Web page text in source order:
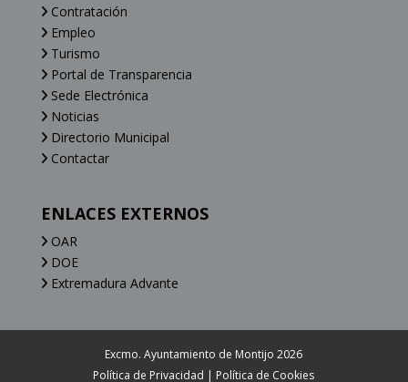
Contratación
Empleo
Turismo
Portal de Transparencia
Sede Electrónica
Noticias
Directorio Municipal
Contactar
ENLACES EXTERNOS
OAR
DOE
Extremadura Advante
Excmo. Ayuntamiento de Montijo 2026
Política de Privacidad | Política de Cookies